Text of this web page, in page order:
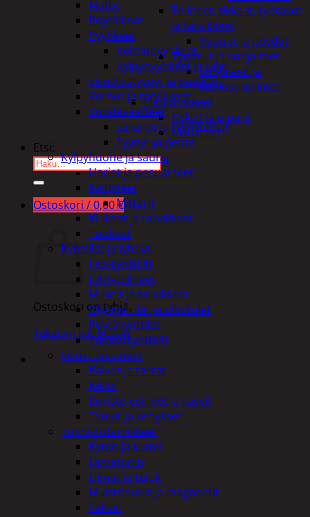
Telineet, tikkaat, työtasot
ja tarvikkeet
Vaunut ja pöydät
Työasut ja suojaimet
Suojalasit ja
kuulosuojaimet
Elintarvikkeet
Keksit ja piparit
Mausteet
Etsi:
Ostoskori /0,00€
Ostoskori on tyhjä.
Takaisin kauppaan
Matot
Pöytäliinat
Pyyhkeet
Keittiöpyyhkeet
Kylpypyyhkeet ja takit
Sisustustyynyt ja päälliset
Verhot ja tarvikkeet
Vuodevaatteet
Lakanat ja tyynynlinat
Tyynyt ja peitot
Kylpyhuone ja sauna
Harjat ja pesuaineet
Kalusteet
Mittarit
Kiukaat ja tarvikkeet
Tuoksut
Kynttilät ja lyhdyt
Led-kynttilät
Lyhtytelineet
Muotit ja tarvikkeet
Öljykynttilät ja ulkotulet
Pöytäkynttilät
Tuoksukynttilät
Sisustusesineet
Kalvot ja tarrat
Kellot
Koriste-esineet ja kasvit
Taulut ja kehykset
Toimistotarvikkeet
Kynät ja kumit
Laminointi
Liimat ja teipit
Muistitaulut ja magneetit
Sakset